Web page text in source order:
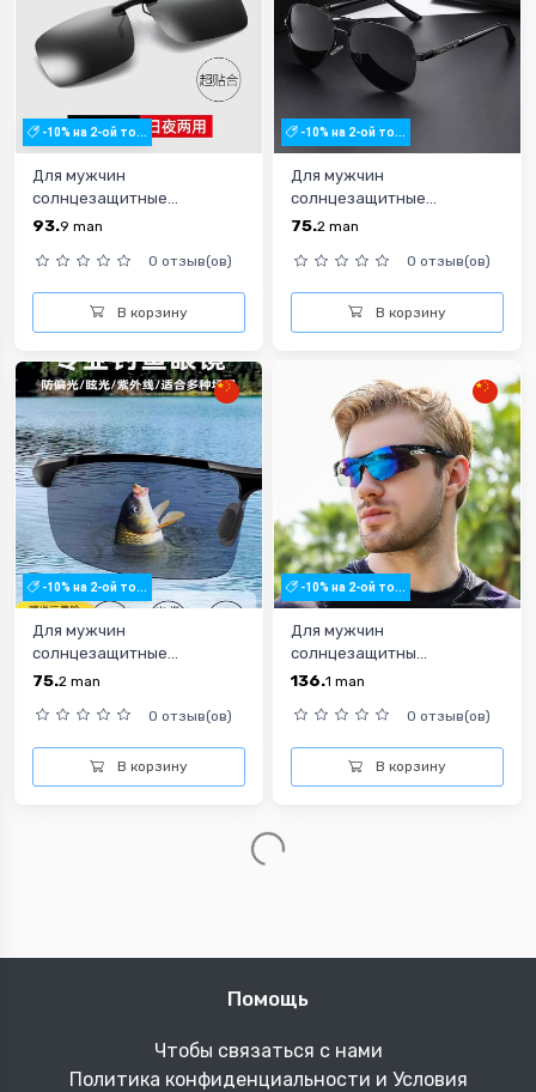
-10% на 2-ой то...
Для мужчин
солнцезащитные...
93.9 man
0 отзыв(ов)
В корзину
-10% на 2-ой то...
Для мужчин
солнцезащитные...
75.2 man
0 отзыв(ов)
В корзину
-10% на 2-ой то...
Для мужчин
солнцезащитные...
75.2 man
0 отзыв(ов)
В корзину
-10% на 2-ой то...
Для мужчин
солнцезащитны...
136.1 man
0 отзыв(ов)
В корзину
Помощь
Чтобы связаться с нами
Политика конфиденциальности и Условия